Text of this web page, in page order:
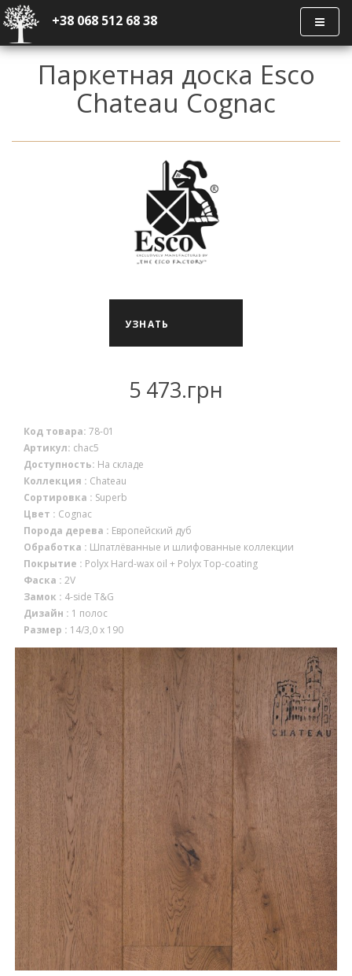
+38 068 512 68 38
Паркетная доска Esco
Chateau Cognac
УЗНАТЬ
5 473.грн
Код товара: 78-01
Артикул: chac5
Доступность: На складе
Коллекция : Chateau
Сортировка : Superb
Цвет : Cognac
Порода дерева : Европейский дуб
Обработка : Шпатлёванные и шлифованные коллекции
Покрытие : Polyx Hard-wax oil + Polyx Top-coating
Фаска : 2V
Замок : 4-side T&G
Дизайн : 1 полос
Размер : 14/3,0 x 190